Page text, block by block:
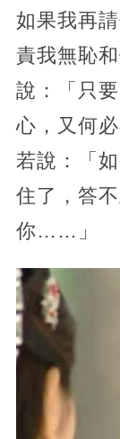
如果我再
責我無恥
說：「只
心，又何
若說：「
住了，答
你……」